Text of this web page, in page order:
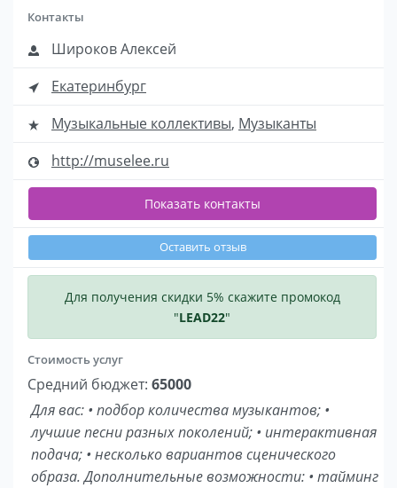
Контакты
Широков Алексей
Екатеринбург
Музыкальные коллективы, Музыканты
http://muselee.ru
Показать контакты
Оставить отзыв
Для получения скидки 5% скажите промокод
"LEAD22"
Стоимость услуг
Средний бюджет: 65000
Для вас: • подбор количества музыкантов; •
лучшие песни разных поколений; • интерактивная
подача; • несколько вариантов сценического
образа. Дополнительные возможности: • тайминг